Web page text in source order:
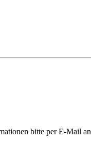
bitte per E-Mail an